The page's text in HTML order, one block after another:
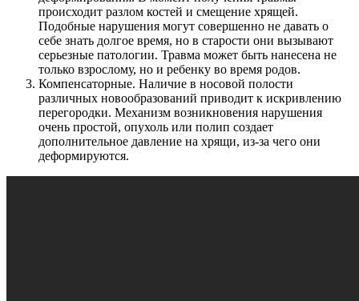
происходит разлом костей и смещение хрящей.
Подобные нарушения могут совершенно не давать о
себе знать долгое время, но в старости они вызывают
серьезные патологии. Травма может быть нанесена не
только взрослому, но и ребенку во время родов.
Компенсаторные. Наличие в носовой полости
различных новообразований приводит к искривлению
перегородки. Механизм возникновения нарушения
очень простой, опухоль или полип создает
дополнительное давление на хрящи, из-за чего они
деформируются.